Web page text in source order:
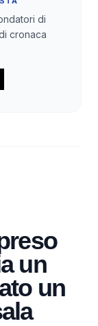
di
cronaca
un
un